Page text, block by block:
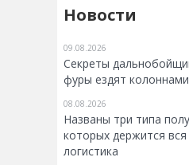
Новости
09.08.2026
Секреты
фуры ездят колоннами
08.08.2026
Названы три типа
которых держится вся
логистика